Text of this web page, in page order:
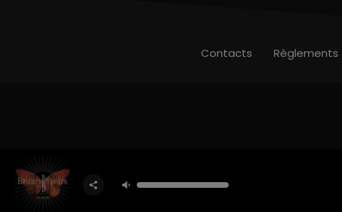
Contacts Règlements